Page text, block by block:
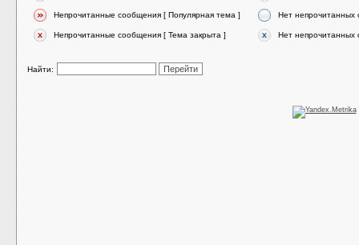
Непрочитанные сообщения [ Популярная тема ] Нет непрочитанных
Непрочитанные сообщения [ Тема закрыта ] Нет непрочитанных
Найти: